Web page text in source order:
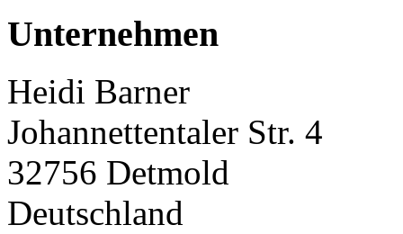
Unternehmen
Heidi Barner
Johannettentaler Str. 4
32756 Detmold
Deutschland